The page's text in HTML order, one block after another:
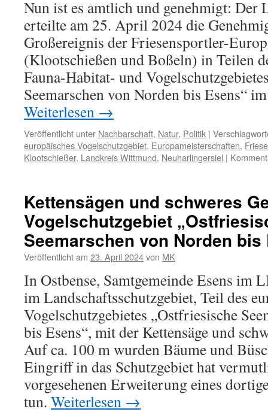
Nun ist es amtlich und genehmigt: Der
erteilte am 25. April 2024 die
Großereignis der Friesensportler-
(Klootschießen und Boßeln) in Teilen
Fauna-Habitat- und
Seemarschen von Norden bis Esens“
Weiterlesen →
Veröffentlicht unter Nachbarschaft, Natur, Politik |
europäisches Vogelschutzgebiet, Europameisterschaften,
Klootschießer, Landkreis Wittmund, Neuharlingersiel |
Kettensägen und schweres
Vogelschutzgebiet
Seemarschen von Norden bis
Veröffentlicht am 23. April 2024von MK
In Ostbense, Samtgemeinde Esens im
im Landschaftsschutzgebiet, Teil des
Vogelschutzgebietes „Ostfriesische
bis Esens“, mit der Kettensäge und
Auf ca. 100 m wurden Bäume und
Eingriff in das Schutzgebiet hat
vorgesehenen Erweiterung eines
tun. Weiterlesen →